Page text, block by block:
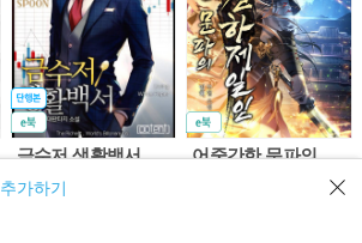
금수저 생활백서 어중간한 문파의 천하제일인
5만+
추가하기